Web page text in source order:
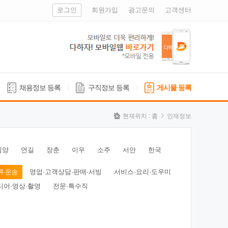
로그인 회원가입 광고문의 고객센터
채용정보 등록 구직정보 등록 게시물 등록
현재위치 : 홈 인재정보
양 연길 장춘 이우 소주 서안 한국
·운송 영업·고객상담·판매·서빙
서비스·요리·도우미
어·영상·촬영
전문·특수직